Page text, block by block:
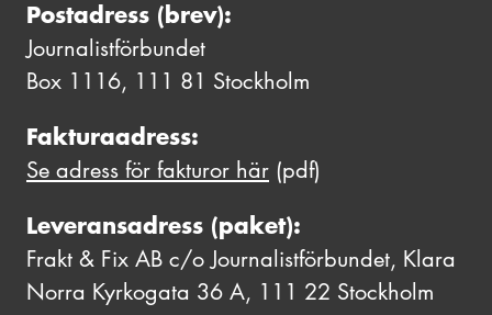
Postadress (brev):
Journalistförbundet
Box 1116, 111 81 Stockholm
Fakturaadress:
Se adress för fakturor här (pdf)
Leveransadress (paket):
Frakt & Fix AB c/o Journalistförbundet, Klara
Norra Kyrkogata 36 A, 111 22 Stockholm